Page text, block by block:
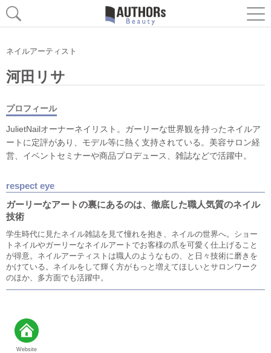
ネイルアーティスト
河田リサ
プロフィール
JulietNailオーナーネイリスト。ガーリーな世界観を持ったネイルア
ートに定評があり、モデル等に熱く支持されている。美容サロン経
営、イベントセミナーや商品プロデュース、雑誌などで活躍中。
respect eye
ガーリーなアートの裏にあるのは、徹底した職人気質のネイル
技術
学生時代に見たネイル雑誌を見て憧れを抱き、ネイルの世界へ。ショー
トネイルやガーリーなネイルアートでお客様の爪を可愛く仕上げること
が得意。ネイルアーティストは職人のようなもの、と日々技術に磨きを
かけている。ネイルをして輝く方がもっと増えてほしいとサロンワーク
のほか、多方面でも活躍中。
Website